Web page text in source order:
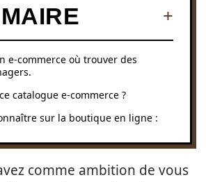
e-commerce où trouver des
catalogue e-commerce ?
sur la boutique en ligne :
comme ambition de vous